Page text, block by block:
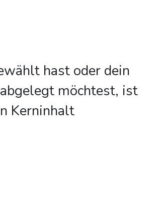
hast oder dein
möchtest, ist
Kerninhalt